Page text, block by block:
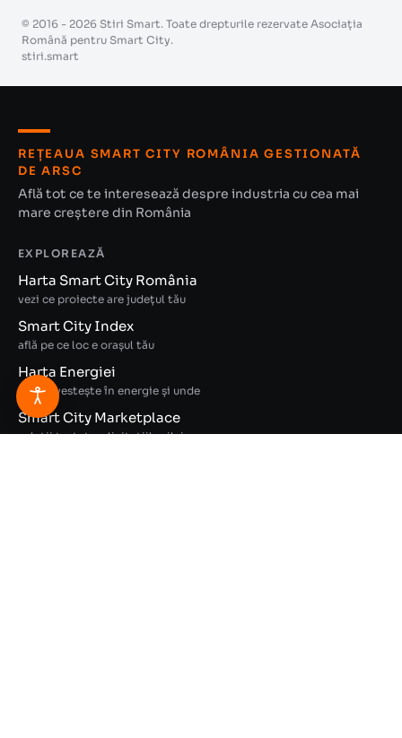
© 2016 - 2026 Stiri Smart. Toate drepturile rezervate Asociația
Română pentru Smart City.
stiri.smart
REȚEAUA SMART CITY ROMÂNIA GESTIONATĂ
DE ARSC
Află tot ce te interesează despre industria cu cea mai
mare creștere din România
EXPLOREAZĂ
Harta Smart City România
vezi ce proiecte are județul tău
Smart City Index
află pe ce loc e orașul tău
Harta Energiei
cine investește în energie și unde
Smart City Marketplace
soluții testate + licitațiile zilei